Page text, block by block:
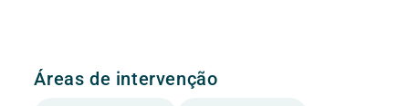
Áreas de intervenção